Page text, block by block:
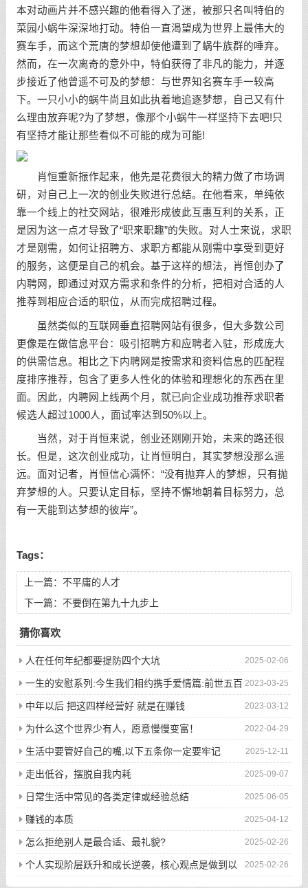
本对动画片并不感兴趣的他看得入了迷，被那只名叫特伯的
菜园小蜗牛深深地打动。特伯一直渴望成为世界上最伟大的
赛车手，而这个荒唐的梦想却使他遭到了蜗牛族群的唾弃。
然而，在一次离奇的意外中，特伯获得了非凡的能力，并逐
步接近了他曾遥不可及的梦想：与世界知名赛车手一较高
下。一只小小的蜗牛尚且如此执着地追逐梦想，自己又有什
么理由放弃呢?为了梦想，像那个小蜗牛一样坚持下去吧!只
有坚持才能让那些看似不可能的成为可能!
肖恒重新振作起来，他先是花费很大的精力做了市场调
研，对自己上一次的创业失败进行总结。在他看来，单纯依
靠一个线上的社交网站，很难形成彼此互惠互利的关系，正
是因为这一点才导致了“职来职趣”的失败。对人士来说，求职
才是刚需，如何让招聘方、求职方都能从刚需中享受到更好
的服务，这便是自己的机会。基于这样的想法，肖恒创办了
内聘网，即通过对双方需求和条件的分析，把相对合适的人
推荐到相应合适的职位，从而完成招聘过程。
虽然类似的互联网垂直招聘网站有很多，但大多数公司
更像是在做信息平台：吸引招聘方和应聘者入驻，形成庞大
的供需信息。相比之下内聘网是按需求和资料信息的匹配程
度排序推荐，包含了更多人性化的体验和理想化的东西在里
面。因此，内聘网上线两个月，就已向企业成功推荐求职者
候选人超过1000人，面试率达到50%以上。
当然，对于肖恒来说，创业还刚刚开始，未来的路还很
长。但是，这次创业成功，让肖恒明白，其实梦想没那么遥
远。面对记者，肖恒信心满怀：“没有抛弃人的梦想，只有抛
弃梦想的人。只要认定目标，坚持不懈地朝着目标努力，总
有一天能到达梦想的彼岸”。
Tags：
上一篇： 不平庸的人才
下一篇： 不要倒在第九十九步上
猜你喜欢
2025-02-06
人在任何年纪都要提防四个大坑
2023-03-25
一生的安慰系列:今生我们相约携手爱情篇:前世五百
次的回眸才换来今生的相遇
2023-03-12
中年以后 把这四样经营好 就是在赚钱
2022-04-29
为什么这个世界少有人，愿意慢慢变富！
2025-12-11
生活中要管好自己的嘴,以下五条你一定要牢记
2025-09-07
走出低谷，摆脱自我内耗
2025-06-05
日常生活中常见的各类定律或经验总结
2025-04-12
赚钱的本质
2025-02-26
怎么拒绝别人是最合适、最礼貌?
2025-02-26
个人实现阶层跃升和成长逆袭，核心观点是做到以